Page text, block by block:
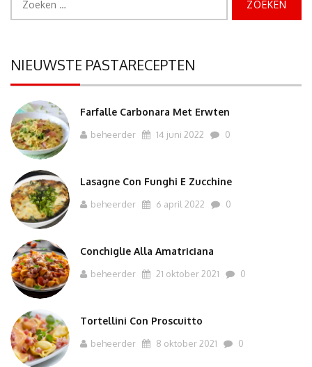
NIEUWSTE PASTARECEPTEN
Farfalle Carbonara Met Erwten
beheerder 14 juni 2022 0
Lasagne Con Funghi E Zucchine
beheerder 6 april 2022 0
Conchiglie Alla Amatriciana
beheerder 21 oktober 2021 0
Tortellini Con Proscuitto
beheerder 8 oktober 2021 0